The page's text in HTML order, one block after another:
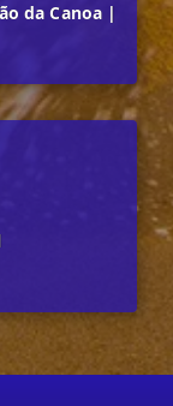
da Canoa |